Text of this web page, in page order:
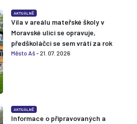
AKTUÁLNĚ
Vila v areálu mateřské školy v
Moravské ulici se opravuje,
předškoláčci se sem vrátí za rok
Město Aš- 21. 07. 2026
AKTUÁLNĚ
Informace o připravovaných a